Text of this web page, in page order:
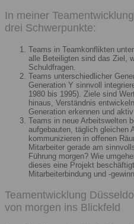
In meiner
drei Schwerpunkte:
Teams in Teamkonflikten
alle Beteiligten sind das Ziel,
Schuldfragen.
Teams unterschiedlicher
Generation Y sinnvoll
1980 bis 1995). Ziele sind
hinaus, Verständnis
Generation erkennen und
Teams in neue Arbeitswelten
aufgebauten, täglich gleichen
kommunizieren in offenen
Mitarbeiter gerade am
Führung morgen? Wie
dieses eine Projekt
Mitarbeiterbindung und -
Teamentwicklung
von morgen ins Blickfeld